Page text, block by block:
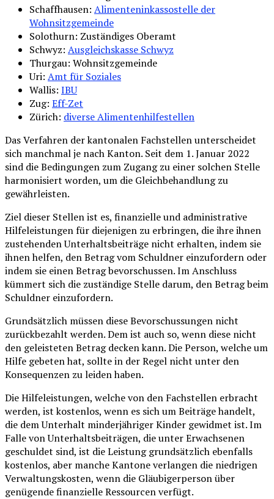
Schaffhausen: Alimenteninkassostelle der
Wohnsitzgemeinde
Solothurn: Zuständiges Oberamt
Schwyz: Ausgleichskasse Schwyz
Thurgau: Wohnsitzgemeinde
Uri: Amt für Soziales
Wallis: IBU
Zug: Eff-Zet
Zürich: diverse Alimentenhilfestellen
Das Verfahren der kantonalen Fachstellen unterscheidet
sich manchmal je nach Kanton. Seit dem 1. Januar 2022
sind die Bedingungen zum Zugang zu einer solchen Stelle
harmonisiert worden, um die Gleichbehandlung zu
gewährleisten.
Ziel dieser Stellen ist es, finanzielle und administrative
Hilfeleistungen für diejenigen zu erbringen, die ihre ihnen
zustehenden Unterhaltsbeiträge nicht erhalten, indem sie
ihnen helfen, den Betrag vom Schuldner einzufordern oder
indem sie einen Betrag bevorschussen. Im Anschluss
kümmert sich die zuständige Stelle darum, den Betrag beim
Schuldner einzufordern.
Grundsätzlich müssen diese Bevorschussungen nicht
zurückbezahlt werden. Dem ist auch so, wenn diese nicht
den geleisteten Betrag decken kann. Die Person, welche um
Hilfe gebeten hat, sollte in der Regel nicht unter den
Konsequenzen zu leiden haben.
Die Hilfeleistungen, welche von den Fachstellen erbracht
werden, ist kostenlos, wenn es sich um Beiträge handelt,
die dem Unterhalt minderjähriger Kinder gewidmet ist. Im
Falle von Unterhaltsbeiträgen, die unter Erwachsenen
geschuldet sind, ist die Leistung grundsätzlich ebenfalls
kostenlos, aber manche Kantone verlangen die niedrigen
Verwaltungskosten, wenn die Gläubigerperson über
genügende finanzielle Ressourcen verfügt.